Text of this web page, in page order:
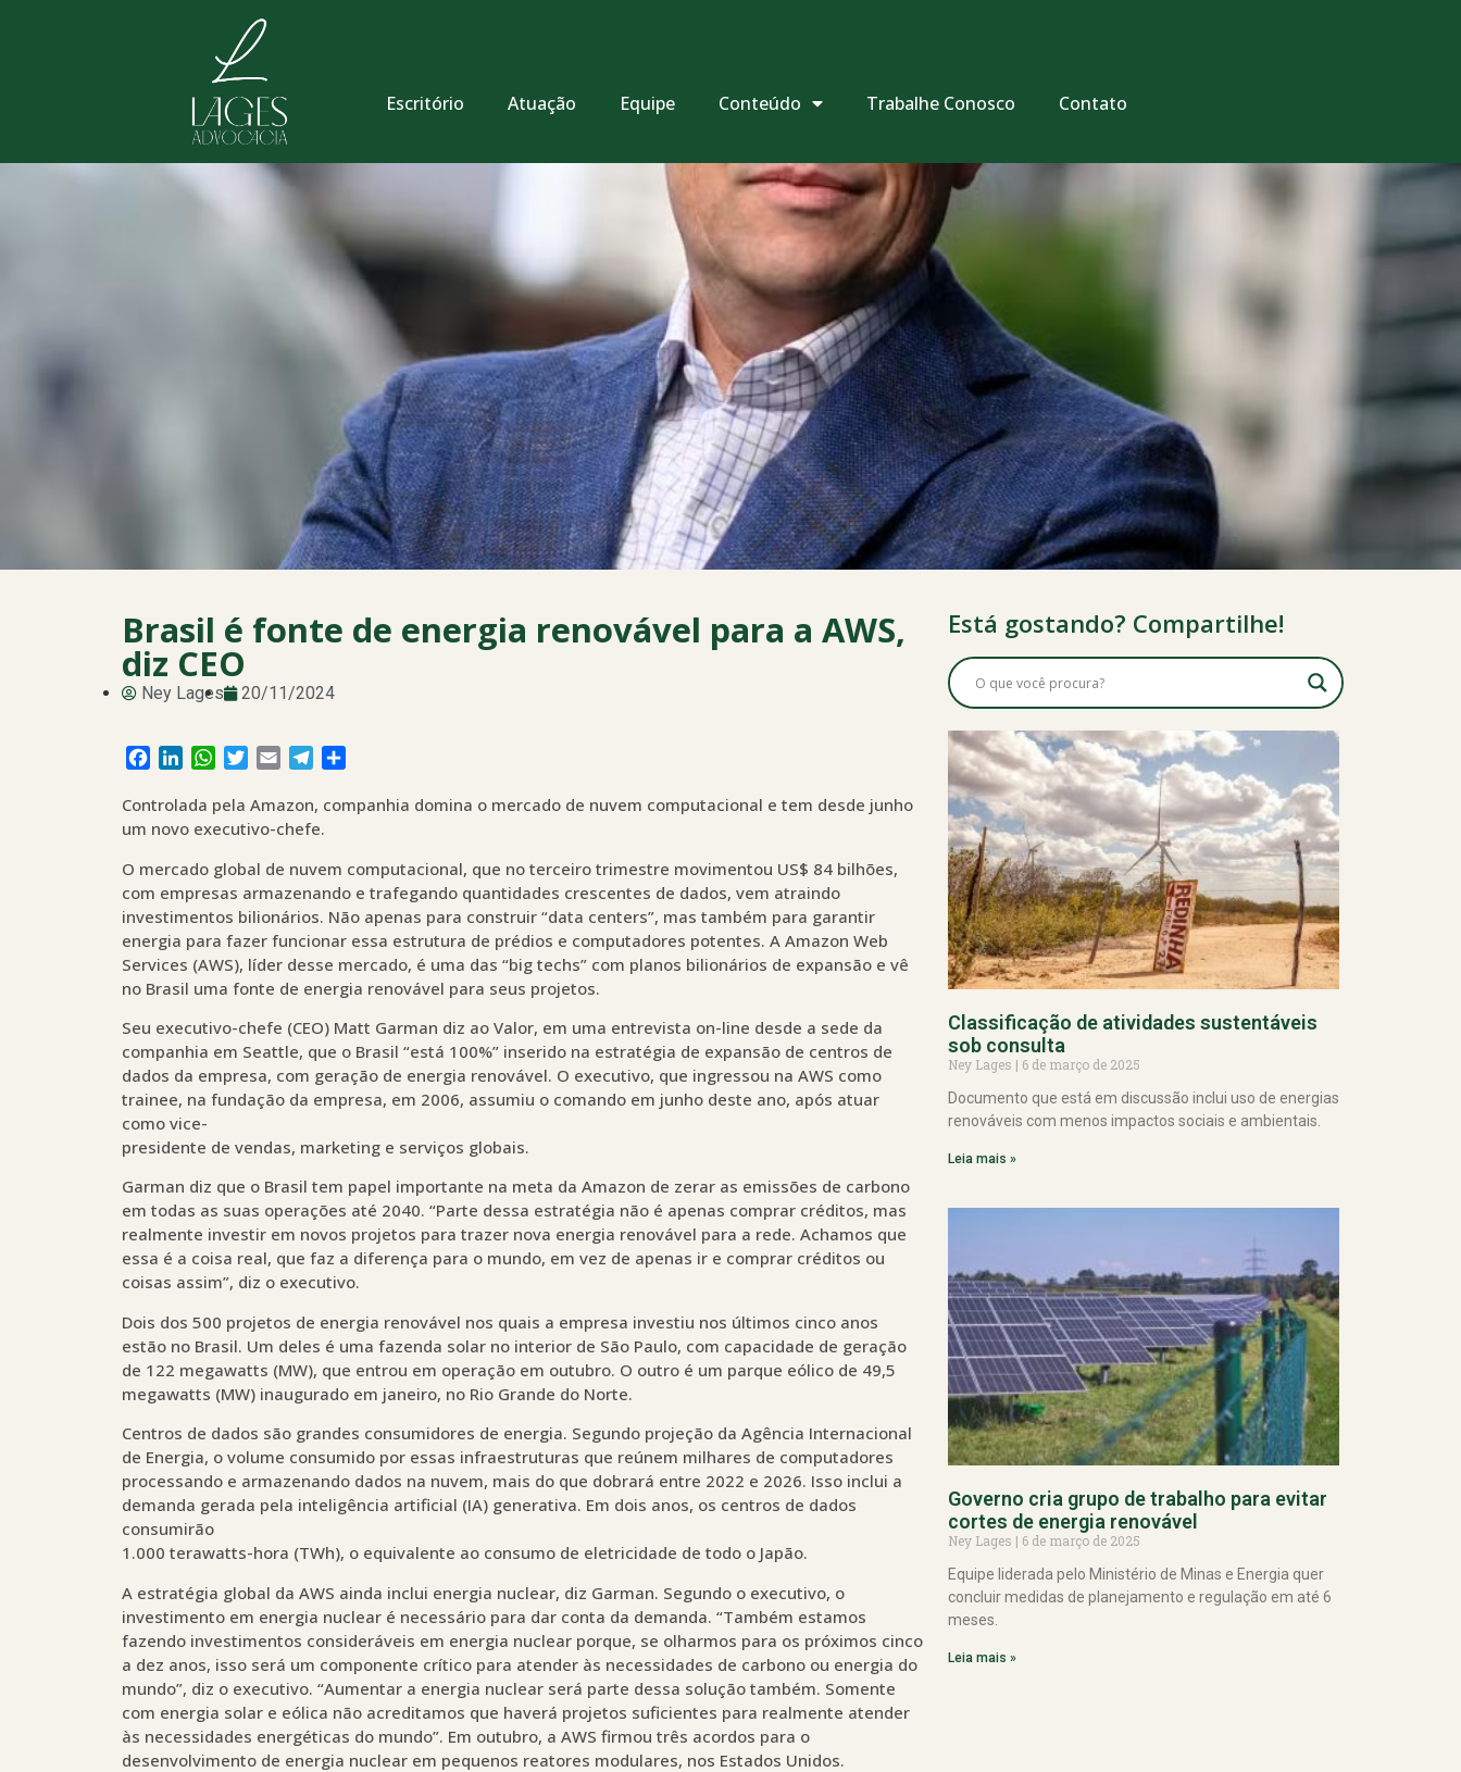
Escritório Atuação Equipe Conteúdo Trabalhe Conosco Contato
Brasil é fonte de energia renovável para a AWS,
diz CEO
Ney Lages 20/11/2024
Facebook
LinkedInWhatsApp
Twitter
Email Telegram
Controlada pela Amazon, companhia domina o mercado de nuvem computacional e tem desde junho
um novo executivo-chefe.
O mercado global de nuvem computacional, que no terceiro trimestre movimentou US$ 84 bilhões,
com empresas armazenando e trafegando quantidades crescentes de dados, vem atraindo
investimentos bilionários. Não apenas para construir “data centers”, mas também para garantir
energia para fazer funcionar essa estrutura de prédios e computadores potentes. A Amazon Web
Services (AWS), líder desse mercado, é uma das “big techs” com planos bilionários de expansão e vê
no Brasil uma fonte de energia renovável para seus projetos.
Seu executivo-chefe (CEO) Matt Garman diz ao Valor, em uma entrevista on-line desde a sede da
companhia em Seattle, que o Brasil “está 100%” inserido na estratégia de expansão de centros de
dados da empresa, com geração de energia renovável. O executivo, que ingressou na AWS como
trainee, na fundação da empresa, em 2006, assumiu o comando em junho deste ano, após atuar
como vice-
presidente de vendas, marketing e serviços globais.
Garman diz que o Brasil tem papel importante na meta da Amazon de zerar as emissões de carbono
em todas as suas operações até 2040. “Parte dessa estratégia não é apenas comprar créditos, mas
realmente investir em novos projetos para trazer nova energia renovável para a rede. Achamos que
essa é a coisa real, que faz a diferença para o mundo, em vez de apenas ir e comprar créditos ou
coisas assim”, diz o executivo.
Dois dos 500 projetos de energia renovável nos quais a empresa investiu nos últimos cinco anos
estão no Brasil. Um deles é uma fazenda solar no interior de São Paulo, com capacidade de geração
de 122 megawatts (MW), que entrou em operação em outubro. O outro é um parque eólico de 49,5
megawatts (MW) inaugurado em janeiro, no Rio Grande do Norte.
Centros de dados são grandes consumidores de energia. Segundo projeção da Agência Internacional
de Energia, o volume consumido por essas infraestruturas que reúnem milhares de computadores
processando e armazenando dados na nuvem, mais do que dobrará entre 2022 e 2026. Isso inclui a
demanda gerada pela inteligência artificial (IA) generativa. Em dois anos, os centros de dados
consumirão
1.000 terawatts-hora (TWh), o equivalente ao consumo de eletricidade de todo o Japão.
A estratégia global da AWS ainda inclui energia nuclear, diz Garman. Segundo o executivo, o
investimento em energia nuclear é necessário para dar conta da demanda. “Também estamos
fazendo investimentos consideráveis em energia nuclear porque, se olharmos para os próximos cinco
a dez anos, isso será um componente crítico para atender às necessidades de carbono ou energia do
mundo”, diz o executivo. “Aumentar a energia nuclear será parte dessa solução também. Somente
com energia solar e eólica não acreditamos que haverá projetos suficientes para realmente atender
às necessidades energéticas do mundo”. Em outubro, a AWS firmou três acordos para o
desenvolvimento de energia nuclear em pequenos reatores modulares, nos Estados Unidos.
Está gostando? Compartilhe!
Classificação de atividades sustentáveis
sob consulta
Ney Lages
6 de março de 2025
Documento que está em discussão inclui uso de energias
renováveis com menos impactos sociais e ambientais.
Leia mais »
Governo cria grupo de trabalho para evitar
cortes de energia renovável
Ney Lages
6 de março de 2025
Equipe liderada pelo Ministério de Minas e Energia quer
concluir medidas de planejamento e regulação em até 6
meses.
Leia mais »